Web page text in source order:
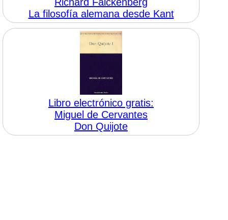
La filosofía alemana desde Kant
Libro electrónico gratis:
Miguel de Cervantes
Don Quijote